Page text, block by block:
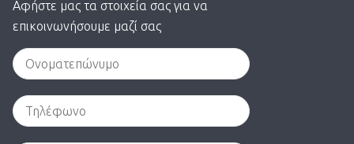
Αφήστε μας τα στοιχεία σας για να
επικοινωνήσουμε μαζί σας